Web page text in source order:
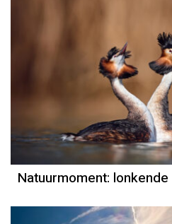
Door Kees
Natuurmoment: